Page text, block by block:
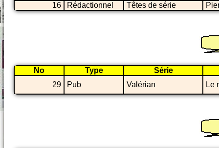
16
Rédactionnel Têtes de série
No Type
Série
29
Pub Valérian Le